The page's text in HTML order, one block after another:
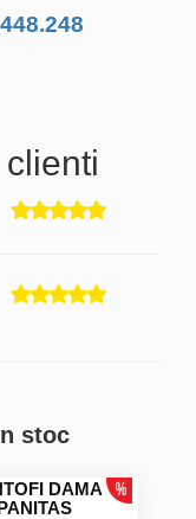
stoc
DAMA